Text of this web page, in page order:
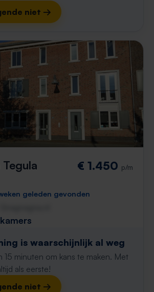
niet →
€ 1.450 p/m
geleden gevonden
is waarschijnlijk al weg
15 minuten om kans te maken. Met
als eerste!
niet →